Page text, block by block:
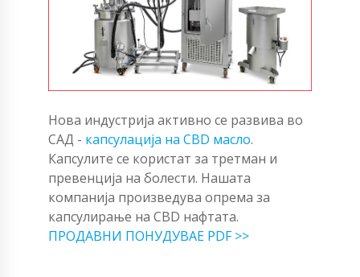
Нова индустрија активно се развива во
САД - капсулација на CBD масло.
Капсулите се користат за третман и
превенција на болести. Нашата
компанија произведува опрема за
капсулирање на CBD нафтата.
ПРОДАВНИ ПОНУДУВАЕ PDF >>